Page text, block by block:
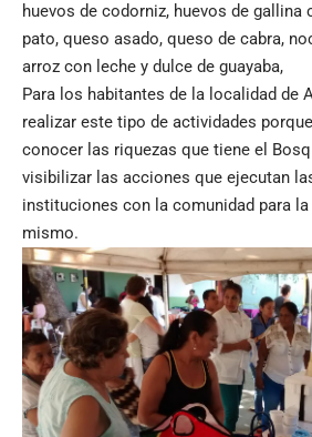
huevos de codorniz, huevos de gallina
pato, queso asado, queso de cabra,
arroz con leche y dulce de guayaba,
Para los habitantes de la localidad de
realizar este tipo de actividades
conocer las riquezas que tiene el
visibilizar las acciones que ejecutan
instituciones con la comunidad para la
mismo.